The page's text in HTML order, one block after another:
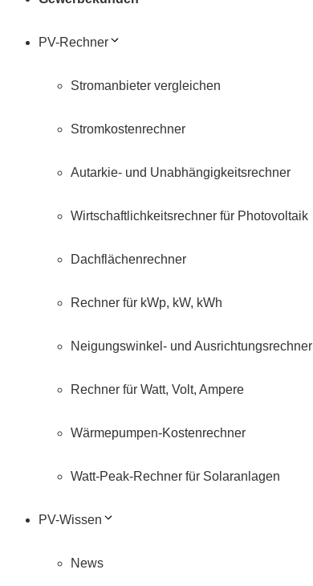
PV-Rechner
Stromanbieter vergleichen
Stromkostenrechner
Autarkie- und Unabhängigkeitsrechner
Wirtschaftlichkeitsrechner für Photovoltaik
Dachflächenrechner
Rechner für kWp, kW, kWh
Neigungswinkel- und Ausrichtungsrechner
Rechner für Watt, Volt, Ampere
Wärmepumpen-Kostenrechner
Watt-Peak-Rechner für Solaranlagen
PV-Wissen
News